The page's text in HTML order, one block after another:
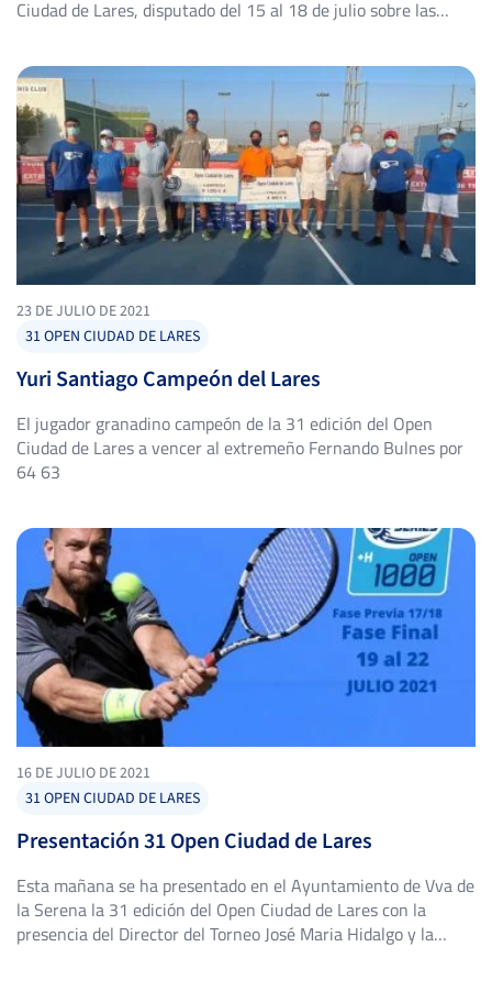
Ciudad de Lares, disputado del 15 al 18 de julio sobre las
23 DE JULIO DE 2021
31 OPEN CIUDAD DE LARES
Yuri Santiago Campeón del Lares
El jugador granadino campeón de la 31 edición del Open
Ciudad de Lares a vencer al extremeño Fernando Bulnes por
64 63
16 DE JULIO DE 2021
31 OPEN CIUDAD DE LARES
Presentación 31 Open Ciudad de Lares
Esta mañana se ha presentado en el Ayuntamiento de Vva de
la Serena la 31 edición del Open Ciudad de Lares con la
presencia del Director del Torneo José Maria Hidalgo y la